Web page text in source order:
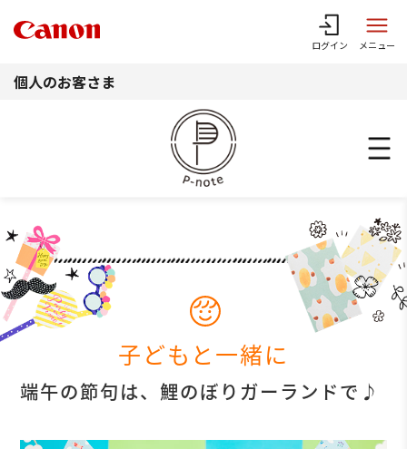
ログイン メニュー
個人のお客さま
子どもと一緒に
端午の節句は、鯉のぼりガーランドで♪